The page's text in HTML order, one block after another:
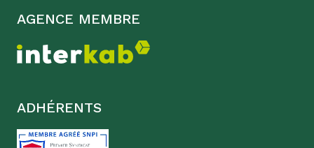
AGENCE MEMBRE
ADHÉRENTS